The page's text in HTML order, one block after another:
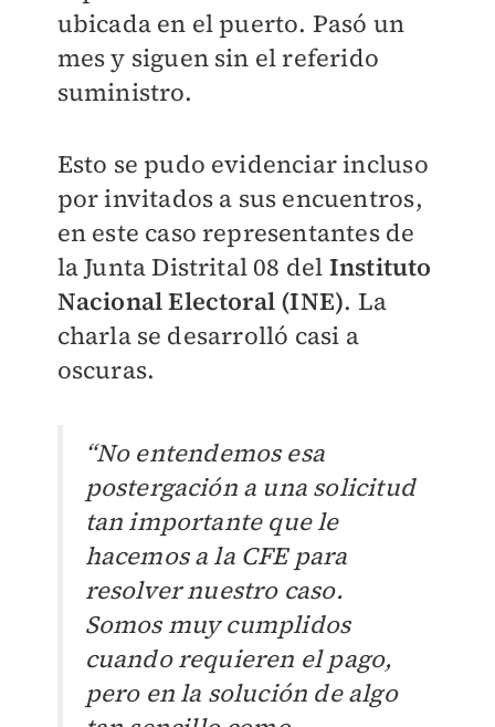
ubicada en el puerto. Pasó un
mes y siguen sin el referido
suministro.
Esto se pudo evidenciar incluso
por invitados a sus encuentros,
en este caso representantes de
la Junta Distrital 08 del Instituto
Nacional Electoral (INE). La
charla se desarrolló casi a
oscuras.
“No entendemos esa
postergación a una solicitud
tan importante que le
hacemos a la CFE para
resolver nuestro caso.
Somos muy cumplidos
cuando requieren el pago,
pero en la solución de algo